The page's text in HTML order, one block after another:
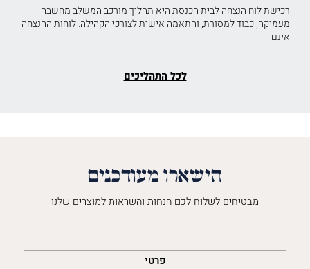
רכישת לוח הנצחה לבית הכנסת היא תהליך מורכב המשלב מחשבה
מעמיקה, כבוד למסורת, והתאמה אישית לצורכי הקהילה. לוחות ההנצחה
אינם
לכל התהליכים
הישארו מעודכנים
מבטיחים לשלוח לכם הנחות והשראות למוצרים שלנו
פרטי